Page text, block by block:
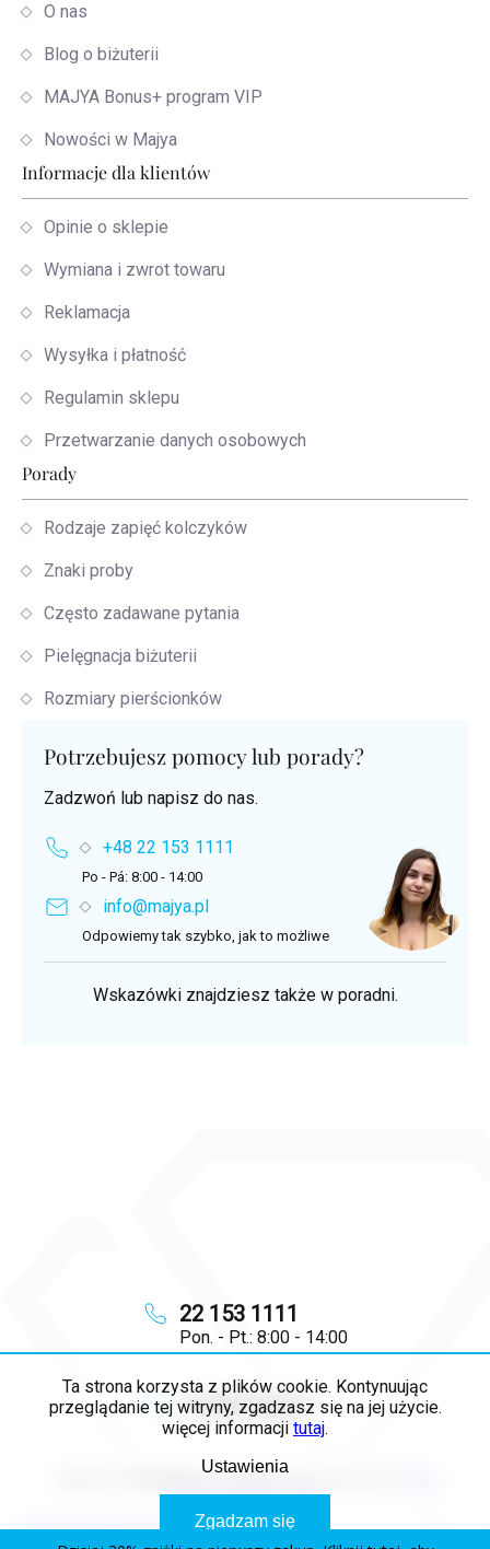
Ta strona korzysta z plików cookie. Kontynuując
przeglądanie tej witryny, zgadzasz się na jej użycie.
więcej informacji tutaj.
Ustawienia
Zgadzam się
info@ majya.pl
22 153 1111
Pon. - Pt.: 8:00 - 14:00
O nas
Blog o biżuterii
MAJYA Bonus+ program VIP
Nowości w Majya
Informacje dla klientów
Opinie o sklepie
Wymiana i zwrot towaru
Reklamacja
Wysyłka i płatność
Regulamin sklepu
Przetwarzanie danych osobowych
Porady
Rodzaje zapięć kolczyków
Znaki proby
Często zadawane pytania
Pielęgnacja biżuterii
Rozmiary pierścionków
Potrzebujesz pomocy lub porady?
Zadzwoń lub napisz do nas.
+48 22 153 1111
Po - Pá: 8:00 - 14:00
info@majya.pl
Odpowiemy tak szybko, jak to możliwe
Wskazówki znajdziesz także w poradni.
Opracował Shoptet Premium
ustawienia plików cookie